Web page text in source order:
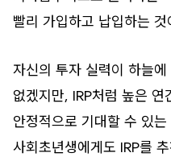
빨리 가입하고 납입하는
자신의 투자 실력이 하늘
없겠지만, IRP처럼 높은
안정적으로 기대할 수 있
사회초년생에게도 IRP를